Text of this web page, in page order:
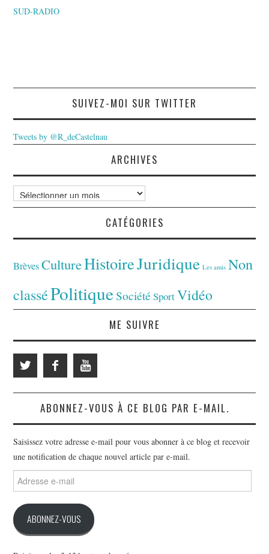
SUD-RADIO
SUIVEZ-MOI SUR TWITTER
Tweets by @R_deCastelnau
ARCHIVES
Archives
CATÉGORIES
Brèves CultureHistoireJuridique Les amis Non
classéPolitiqueSociété SportVidéo
ME SUIVRE
ABONNEZ-VOUS À CE BLOG PAR E-MAIL.
Saisissez votre adresse e-mail pour vous abonner à ce blog et recevoir
une notification de chaque nouvel article par e-mail.
e-
ABONNEZ-VOUS